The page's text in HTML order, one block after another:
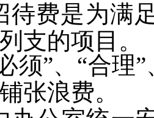
待费是为满
支的项目。
须”、“合理
张浪费。